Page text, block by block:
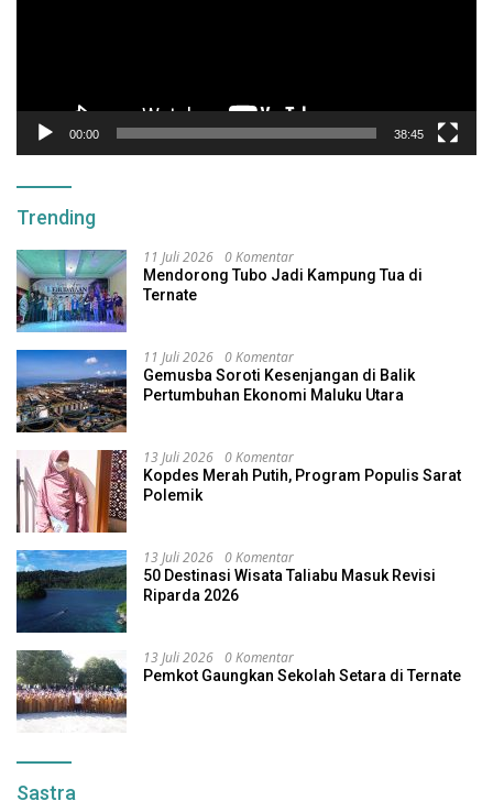
00:00 38:45
Trending
11 Juli 2026 0 Komentar
Mendorong Tubo Jadi Kampung Tua di
Ternate
11 Juli 2026 0 Komentar
Gemusba Soroti Kesenjangan di Balik
Pertumbuhan Ekonomi Maluku Utara
13 Juli 2026 0 Komentar
Kopdes Merah Putih, Program Populis Sarat
Polemik
13 Juli 2026 0 Komentar
50 Destinasi Wisata Taliabu Masuk Revisi
Riparda 2026
13 Juli 2026 0 Komentar
Pemkot Gaungkan Sekolah Setara di Ternate
Sastra